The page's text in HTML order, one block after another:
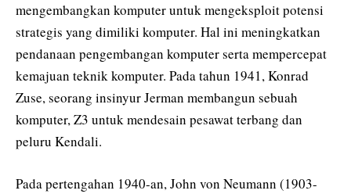
mengembangkan komputer untuk mengeksploit potensi
strategis yang dimiliki komputer. Hal ini meningkatkan
pendanaan pengembangan komputer serta mempercepat
kemajuan teknik komputer. Pada tahun 1941, Konrad
Zuse, seorang insinyur Jerman membangun sebuah
komputer, Z3 untuk mendesain pesawat terbang dan
peluru Kendali.
Pada pertengahan 1940-an, John von Neumann (1903-